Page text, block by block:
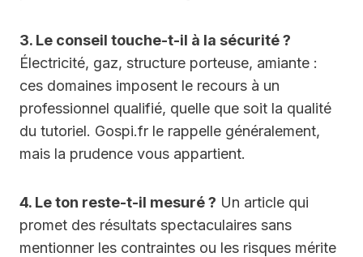
3. Le conseil touche-t-il à la sécurité ?
Électricité, gaz, structure porteuse, amiante :
ces domaines imposent le recours à un
professionnel qualifié, quelle que soit la qualité
du tutoriel. Gospi.fr le rappelle généralement,
mais la prudence vous appartient.
4. Le ton reste-t-il mesuré ? Un article qui
promet des résultats spectaculaires sans
mentionner les contraintes ou les risques mérite